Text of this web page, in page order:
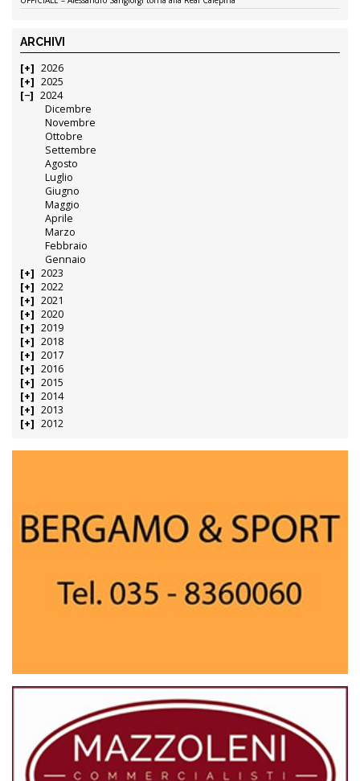
ARCHIVI
2026
2025
2024
Dicembre
Novembre
Ottobre
Settembre
Agosto
Luglio
Giugno
Maggio
Aprile
Marzo
Febbraio
Gennaio
2023
2022
2021
2020
2019
2018
2017
2016
2015
2014
2013
2012